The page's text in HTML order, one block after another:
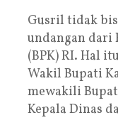
Gusril tidak
undangan dari
(BPK) RI. Hal
Wakil Bupati
mewakili
Kepala Dinas